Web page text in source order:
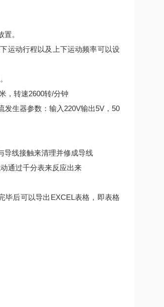
。
运动行程以及上下运动频率可以设
，转速2600转/分钟
发生器参数：输入220V输出5V，50
导线接触来清理并修成导线
通过千分表来反应出来
毕后可以导出EXCEL表格，即表格